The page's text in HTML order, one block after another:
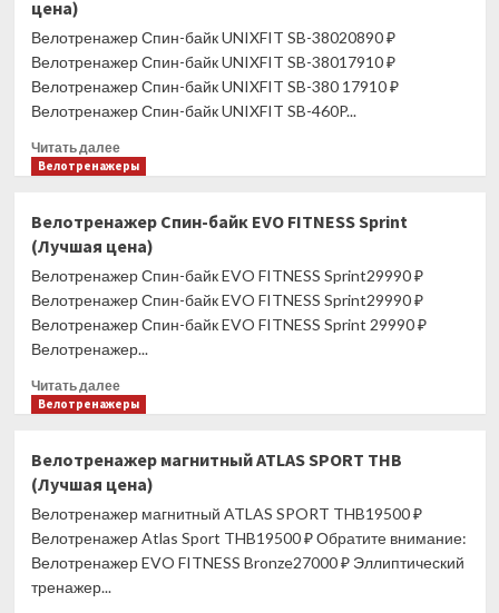
FITNESS
Jess
магнитный
(Лучшая
цена)
цена)
Велотренажер Спин-байк UNIXFIT SB-38020890 ₽
Велотренажер Спин-байк UNIXFIT SB-38017910 ₽
Велотренажер Спин-байк UNIXFIT SB-380 17910 ₽
Велотренажер Спин-байк UNIXFIT SB-460P...
Читать далееПрочитать
больше
Спин-
байк
UNIXFIT
380
(Лучшая
цена)
Велотренажеры
Велотренажер Спин-байк EVO FITNESS Sprint
(Лучшая цена)
Велотренажер Спин-байк EVO FITNESS Sprint29990 ₽
Велотренажер Спин-байк EVO FITNESS Sprint29990 ₽
Велотренажер Спин-байк EVO FITNESS Sprint 29990 ₽
Велотренажер...
Читать далееПрочитать
больше
Спин-
байк
EVO
FITNESS
Sprint
(Лучшая
Велотренажеры
Велотренажер магнитный ATLAS SPORT THB
(Лучшая цена)
Велотренажер магнитный ATLAS SPORT THB19500 ₽
Велотренажер Atlas Sport THB19500 ₽ Обратите внимание:
Велотренажер EVO FITNESS Bronze27000 ₽ Эллиптический
тренажер...